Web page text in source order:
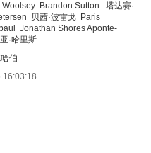
Woolsey Brandon Sutton
塔达赛·
贝茜·波雷戈 Paris
Jonathan Shores Aponte-
·哈里斯
伯
16:03:18